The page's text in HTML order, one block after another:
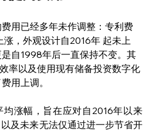
用已经多年未作调整：专利费
涨，外观设计自2016年 起未上
自1998年后一直保持不变。其
率以及使用现有储备投资数字化
用上调。
均涨幅，旨在应对自2016年以来
及未来无法仅通过进一步节省开